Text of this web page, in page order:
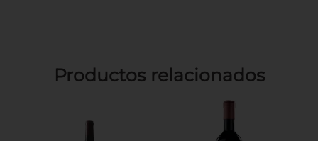
Productos relacionados